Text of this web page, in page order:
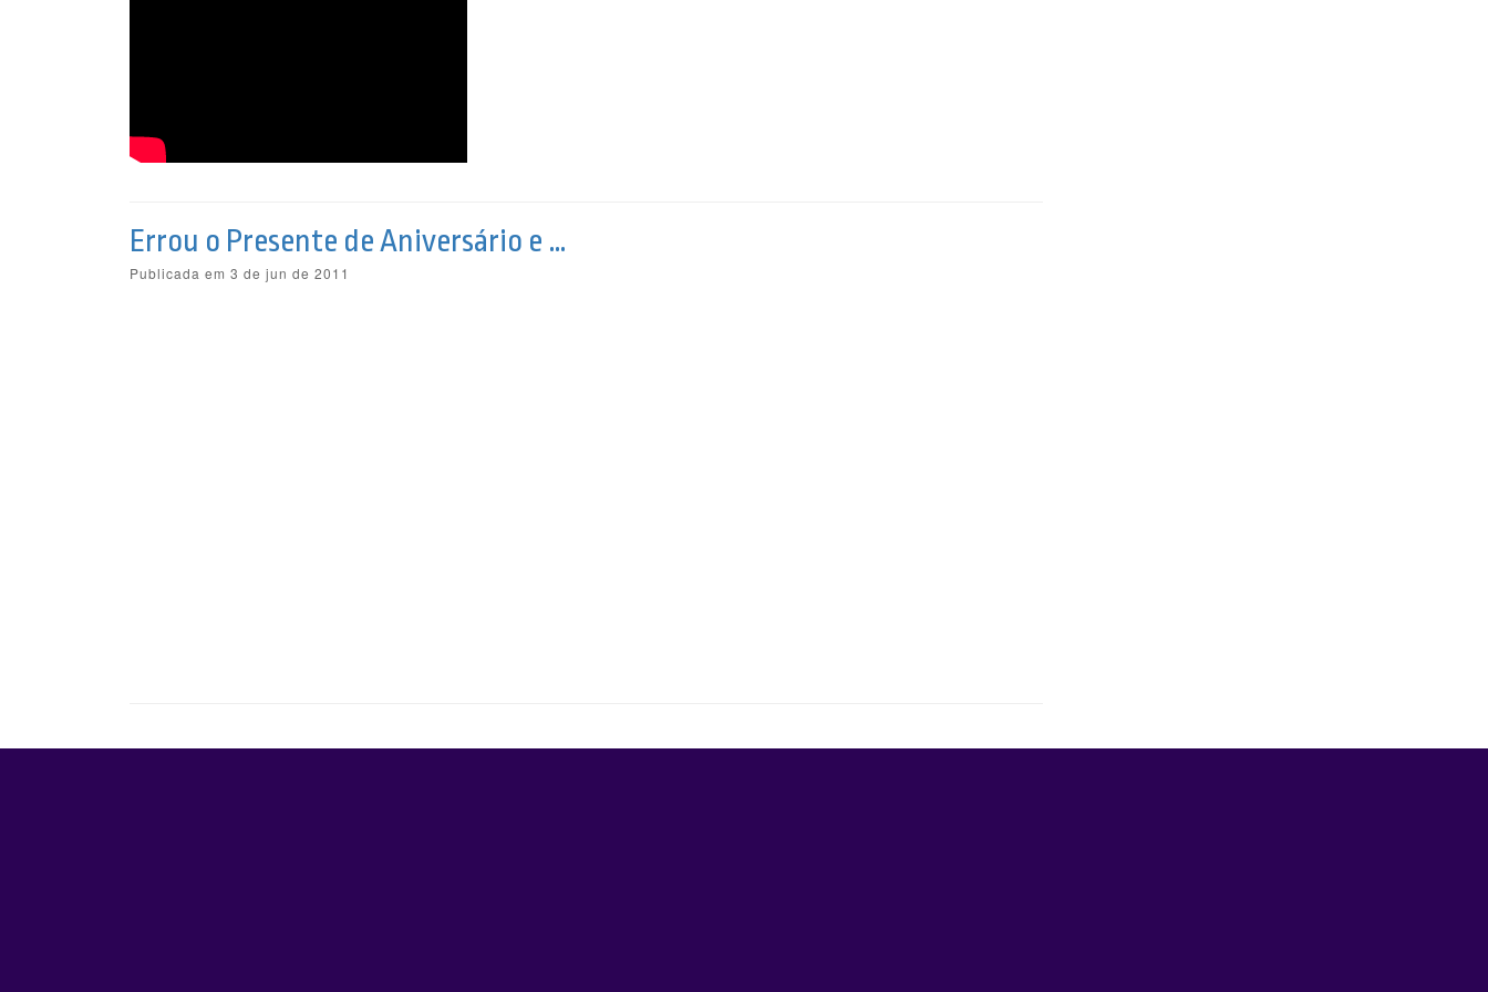
Errou o Presente de Aniversário e …
Publicada em 3 de jun de 2011